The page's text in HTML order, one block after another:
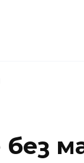
без